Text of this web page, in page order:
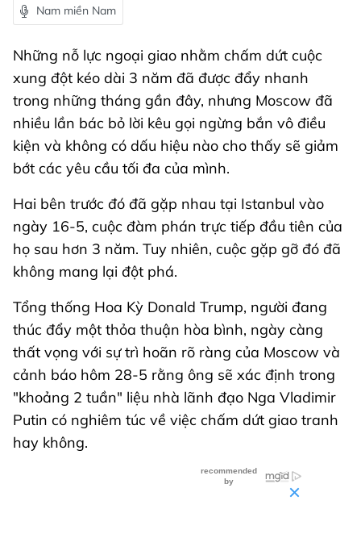
Nam miền Nam
Những nỗ lực ngoại giao nhằm chấm dứt cuộc
xung đột kéo dài 3 năm đã được đẩy nhanh
trong những tháng gần đây, nhưng Moscow đã
nhiều lần bác bỏ lời kêu gọi ngừng bắn vô điều
kiện và không có dấu hiệu nào cho thấy sẽ giảm
bớt các yêu cầu tối đa của mình.
Hai bên trước đó đã gặp nhau tại Istanbul vào
ngày 16-5, cuộc đàm phán trực tiếp đầu tiên của
họ sau hơn 3 năm. Tuy nhiên, cuộc gặp gỡ đó đã
không mang lại đột phá.
Tổng thống Hoa Kỳ Donald Trump, người đang
thúc đẩy một thỏa thuận hòa bình, ngày càng
thất vọng với sự trì hoãn rõ ràng của Moscow và
cảnh báo hôm 28-5 rằng ông sẽ xác định trong
"khoảng 2 tuần" liệu nhà lãnh đạo Nga Vladimir
Putin có nghiêm túc về việc chấm dứt giao tranh
hay không.